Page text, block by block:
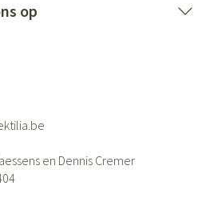
op
en Dennis Cremer